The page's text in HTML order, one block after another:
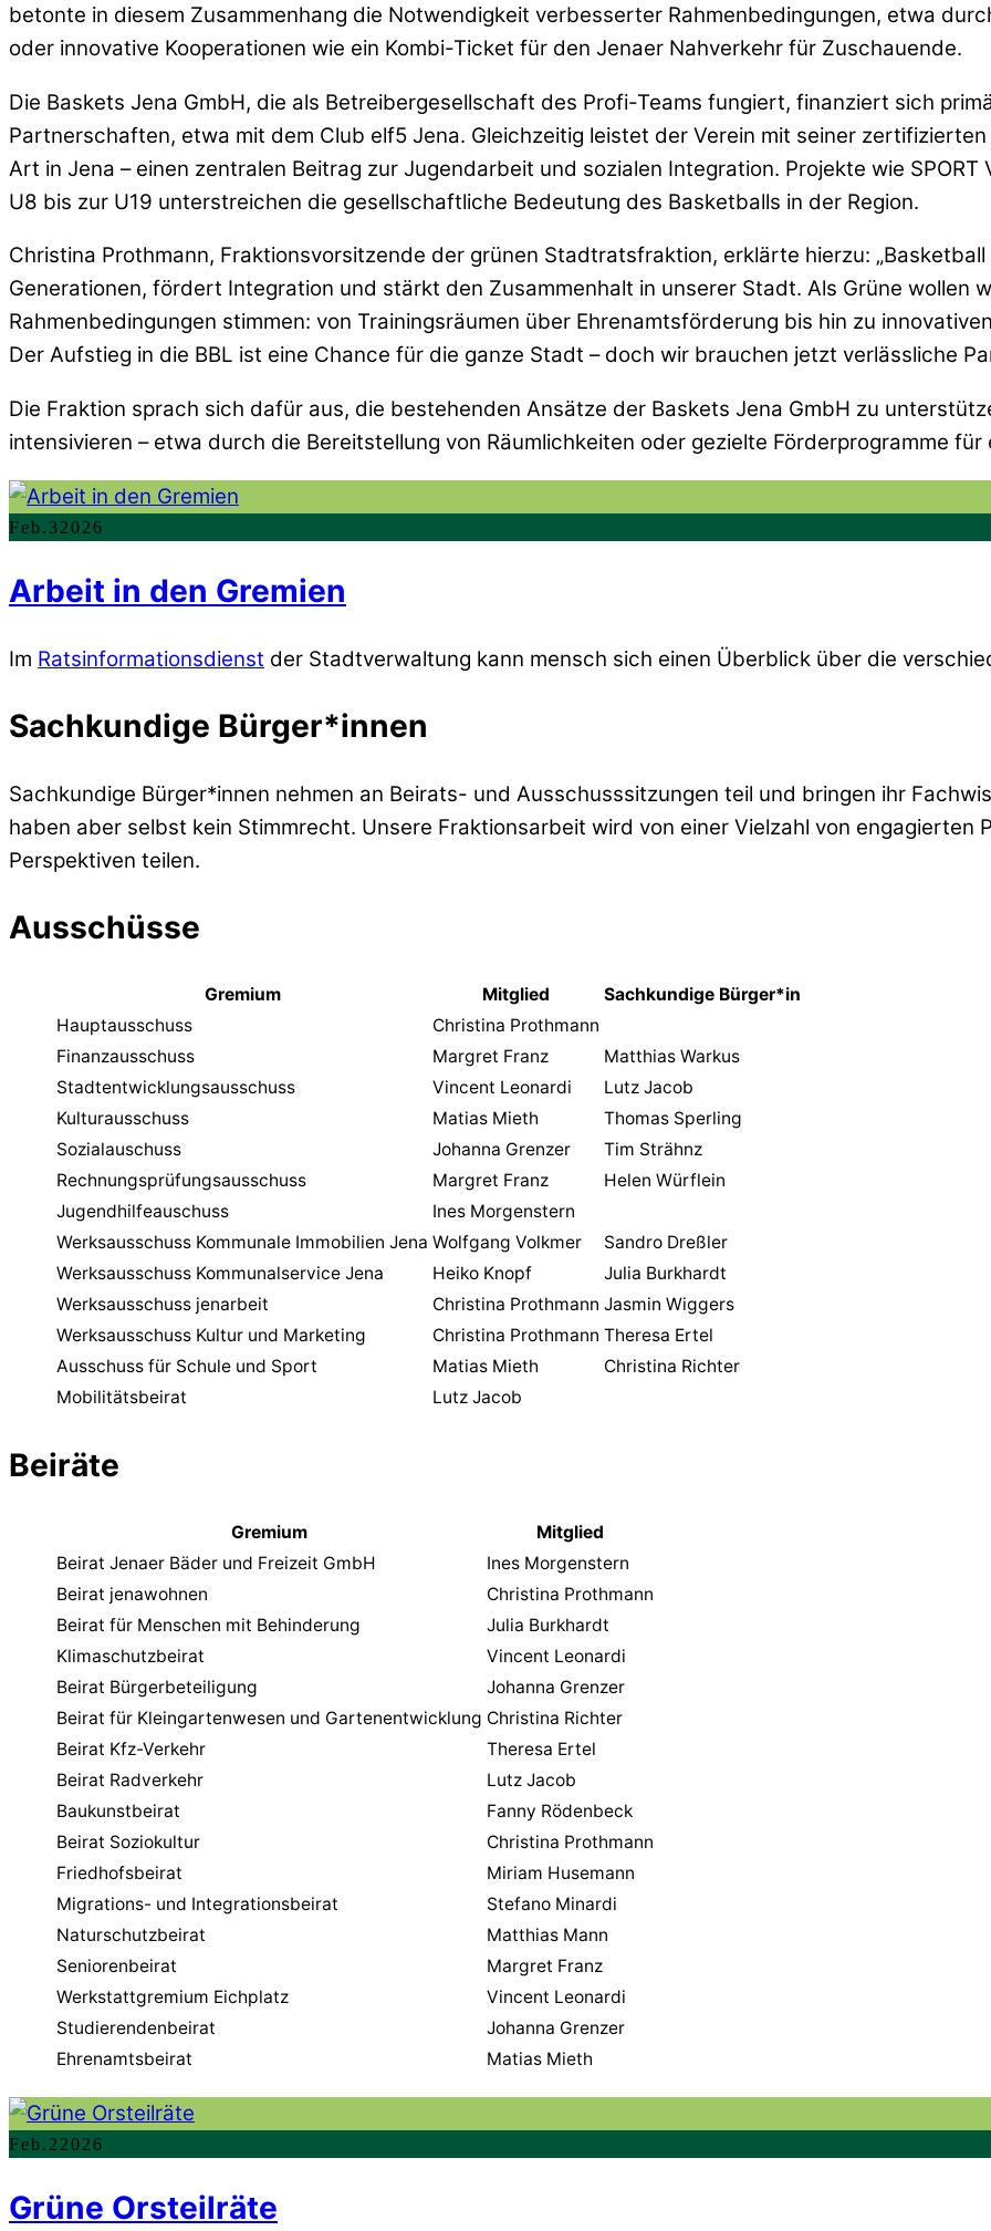
betonte in diesem Zusammenhang die Notwendigkeit verbesserter Rahmenbedingungen, etwa
oder innovative Kooperationen wie ein Kombi-Ticket für den Jenaer Nahverkehr für Zuschauende.
Die Baskets Jena GmbH, die als Betreibergesellschaft des Profi-Teams fungiert, finanziert sich
Partnerschaften, etwa mit dem Club elf5 Jena. Gleichzeitig leistet der Verein mit seiner
Art in Jena – einen zentralen Beitrag zur Jugendarbeit und sozialen Integration. Projekte wie
U8 bis zur U19 unterstreichen die gesellschaftliche Bedeutung des Basketballs in der Region.
Christina Prothmann, Fraktionsvorsitzende der grünen Stadtratsfraktion, erklärte hierzu:
Generationen, fördert Integration und stärkt den Zusammenhalt in unserer Stadt. Als Grüne wollen
Rahmenbedingungen stimmen: von Trainingsräumen über Ehrenamtsförderung bis hin zu
Der Aufstieg in die BBL ist eine Chance für die ganze Stadt – doch wir brauchen jetzt verlässliche
Die Fraktion sprach sich dafür aus, die bestehenden Ansätze der Baskets Jena GmbH zu
intensivieren – etwa durch die Bereitstellung von Räumlichkeiten oder gezielte Förderprogramme
Feb. 32026
Arbeit in den Gremien
Im Ratsinformationsdienst der Stadtverwaltung kann mensch sich einen Überblick über die
Sachkundige Bürger*innen
Sachkundige Bürger*innen nehmen an Beirats- und Ausschusssitzungen teil und bringen ihr
haben aber selbst kein Stimmrecht. Unsere Fraktionsarbeit wird von einer Vielzahl von engagierten
Perspektiven teilen.
Ausschüsse
Gremium Mitglied
Sachkundige Bürger*in
Hauptausschuss
Christina Prothmann
Finanzausschuss
Margret Franz
Matthias Warkus
Stadtentwicklungsausschuss
Vincent Leonardi
Lutz Jacob
Kulturausschuss
Matias Mieth
Thomas Sperling
Sozialauschuss
Johanna Grenzer
Tim Strähnz
Rechnungsprüfungsausschuss
Margret Franz
Helen Würflein
Jugendhilfeauschuss
Ines Morgenstern
Werksausschuss Kommunale Immobilien Jena Wolfgang Volkmer
Sandro Dreßler
Werksausschuss Kommunalservice Jena
Heiko Knopf
Julia Burkhardt
Werksausschuss jenarbeit
Christina Prothmann Jasmin Wiggers
Werksausschuss Kultur und Marketing
Christina Prothmann Theresa Ertel
Ausschuss für Schule und Sport
Matias Mieth
Christina Richter
Mobilitätsbeirat
Lutz Jacob
Beiräte
Gremium
Mitglied
Beirat Jenaer Bäder und Freizeit GmbH
Ines Morgenstern
Beirat jenawohnen
Christina Prothmann
Beirat für Menschen mit Behinderung
Julia Burkhardt
Klimaschutzbeirat
Vincent Leonardi
Beirat Bürgerbeteiligung
Johanna Grenzer
Beirat für Kleingartenwesen und Gartenentwicklung Christina Richter
Beirat Kfz-Verkehr
Theresa Ertel
Beirat Radverkehr
Lutz Jacob
Baukunstbeirat
Fanny Rödenbeck
Beirat Soziokultur
Christina Prothmann
Friedhofsbeirat
Miriam Husemann
Migrations- und Integrationsbeirat
Stefano Minardi
Naturschutzbeirat
Matthias Mann
Seniorenbeirat
Margret Franz
Werkstattgremium Eichplatz
Vincent Leonardi
Studierendenbeirat
Johanna Grenzer
Ehrenamtsbeirat
Matias Mieth
Feb. 2 2026
Grüne Orsteilräte